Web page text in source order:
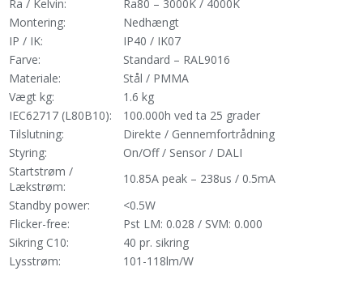
Ra / Kelvin:
Ra80 – 3000K / 4000K
Montering:
Nedhængt
IP / IK:
IP40 / IK07
Farve:
Standard – RAL9016
Materiale:
Stål / PMMA
Vægt kg:
1.6 kg
IEC62717 (L80B10):
100.000h ved ta 25 grader
Tilslutning:
Direkte / Gennemfortrådning
Styring:
On/Off / Sensor / DALI
Startstrøm /
Lækstrøm:
10.85A peak – 238us / 0.5mA
Standby power:
<0.5W
Flicker-free:
Pst LM: 0.028 / SVM: 0.000
Sikring C10:
40 pr. sikring
Lysstrøm:
101-118lm/W